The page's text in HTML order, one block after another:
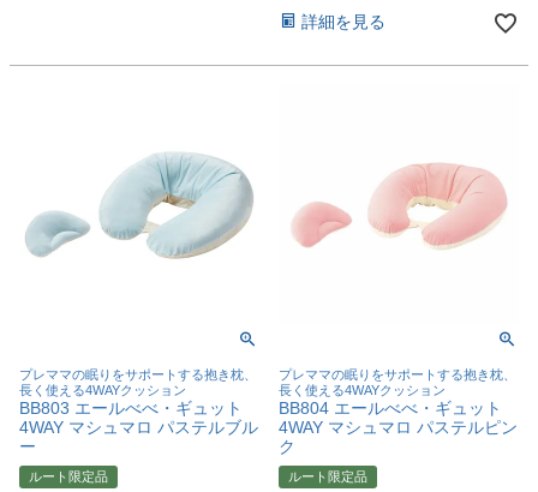
詳細を見る
プレママの眠りをサポートする抱き枕、
長く使える4WAYクッション
BB803 エールべべ・ギュット
4WAY マシュマロ パステルブル
ー
ルート限定品
プレママの眠りをサポートする抱き枕、
長く使える4WAYクッション
BB804 エールべべ・ギュット
4WAY マシュマロ パステルピン
ク
ルート限定品